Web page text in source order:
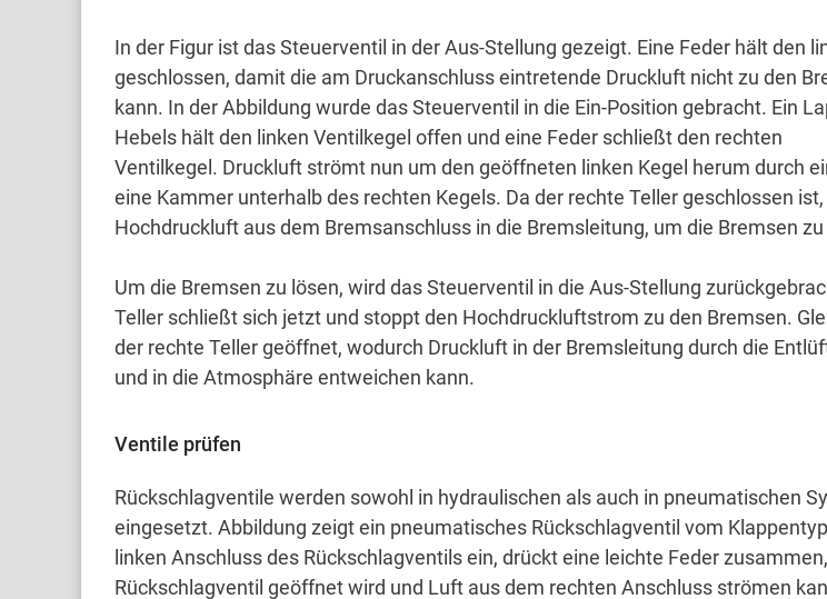
In der Figur ist das Steuerventil in der Aus-Stellung gezeigt. Eine Feder hält den
geschlossen, damit die am Druckanschluss eintretende Druckluft nicht zu den
kann. In der Abbildung wurde das Steuerventil in die Ein-Position gebracht. Ein
Hebels hält den linken Ventilkegel offen und eine Feder schließt den rechten
Ventilkegel. Druckluft strömt nun um den geöffneten linken Kegel herum durch
eine Kammer unterhalb des rechten Kegels. Da der rechte Teller geschlossen
Hochdruckluft aus dem Bremsanschluss in die Bremsleitung, um die Bremsen
Um die Bremsen zu lösen, wird das Steuerventil in die Aus-Stellung
Teller schließt sich jetzt und stoppt den Hochdruckluftstrom zu den Bremsen.
der rechte Teller geöffnet, wodurch Druckluft in der Bremsleitung durch die
und in die Atmosphäre entweichen kann.
Ventile prüfen
Rückschlagventile werden sowohl in hydraulischen als auch in pneumatischen
eingesetzt. Abbildung zeigt ein pneumatisches Rückschlagventil vom
linken Anschluss des Rückschlagventils ein, drückt eine leichte Feder
Rückschlagventil geöffnet wird und Luft aus dem rechten Anschluss strömen